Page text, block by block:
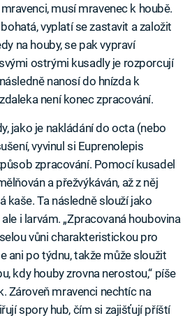
musí mravenec k houbě.
vyplatí se zastavit a založit
na houby, se pak vypraví
ostrými kusadly je rozporcují
nanosí do hnízda k
není konec zpracování.
jako je nakládání do octa (nebo
vyvinul si Euprenolepis
zpracování. Pomocí kusadel
a přežvýkáván, až z něj
kaše. Ta následně slouží jako
i larvám. „Zpracovaná houbovina
vůni charakteristickou pro
ani po týdnu, takže může sloužit
kdy houby zrovna nerostou,“ píše
Zároveň mravenci nechtíc na
spory hub, čím si zajišťují příští